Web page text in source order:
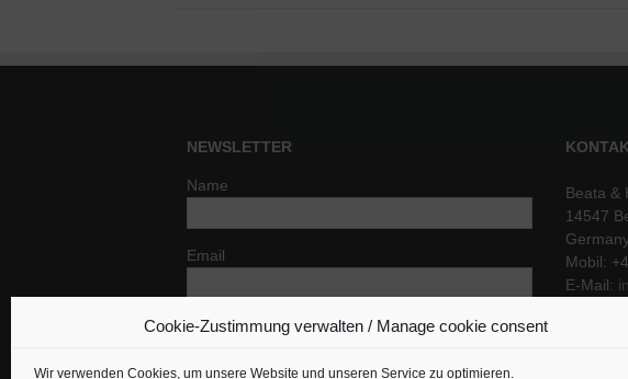
Cookie-Zustimmung verwalten / Manage cookie consent
Wir verwenden Cookies, um unsere Website und unseren Service zu optimieren.
NEWSLETTER
Name
Email
Indem Du fortfährst, akzeptierst Du unsere
Beata &
14547
Mobil:
E-Mail: